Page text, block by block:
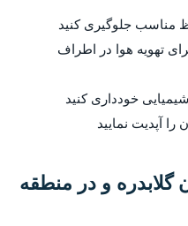
مناسب جلوگیری کنید
برای تهویه هوا در اطراف
خودداری کنید
آپدیت نمایید
و در منطقه